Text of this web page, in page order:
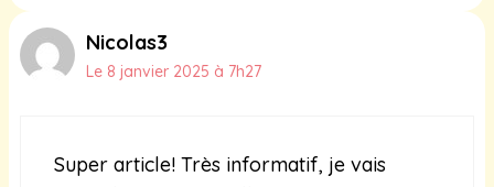
Nicolas3
Le 8 janvier 2025 à 7h27
Super article! Très informatif, je vais